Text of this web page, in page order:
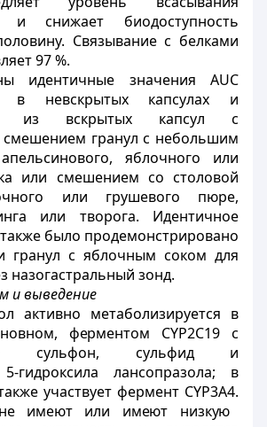
и снижает биодоступность
Связывание с белками
97 %.
идентичные значения АUС
в невскрытых капсулах и
из вскрытых капсул с
гранул с небольшим
яблочного или
или смешением со столовой
или грушевого пюре,
или творога. Идентичное
было продемонстрировано
гранул с яблочным соком для
назогастральный зонд.
и выведение
активно метаболизируется в
ферментом CYP2C19 с
сульфон, сульфид и
гидроксила лансопразола; в
участвует фермент CYP3A4.
имеют или имеют низкую